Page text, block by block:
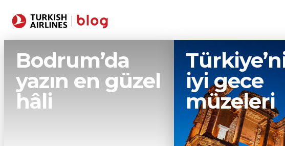
Bodrum’da
yazın en güzel
hâli
iyi gece
müzeleri